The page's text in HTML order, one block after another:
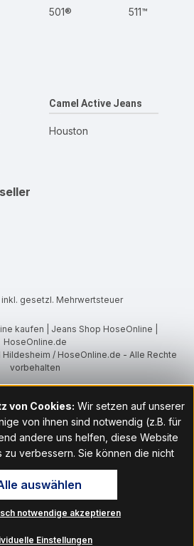
501® 511™
Camel Active Jeans
Houston
gesetzl. Mehrwertsteuer
kaufen | Jeans Shop HoseOnline |
HoseOnline.de
/ HoseOnline.de - Alle Rechte
vorbehalten
von Cookies: Wir setzen auf unserer
von ihnen sind notwendig (z.B. für
andere uns helfen, diese Website
zu verbessern. Sie können die nicht
Klick auf „OK“ akzeptieren oder per
akzeptieren" ablehnen. Den
finden Sie im Fußbereich
„Informationen“. Dort können Sie
notwendige akzeptieren
Einstellungen
auswählen